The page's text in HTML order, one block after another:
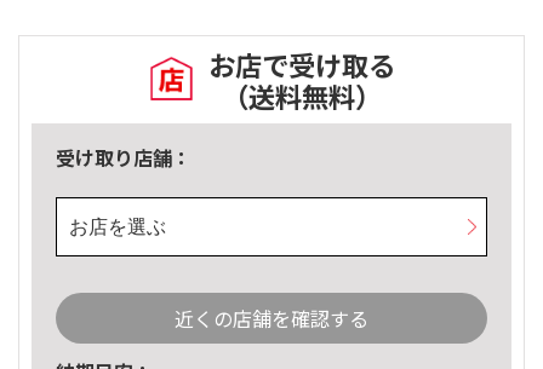
お店で受け取る
（送料無料）
受け取り店舗：
お店を選ぶ
近くの店舗を確認する